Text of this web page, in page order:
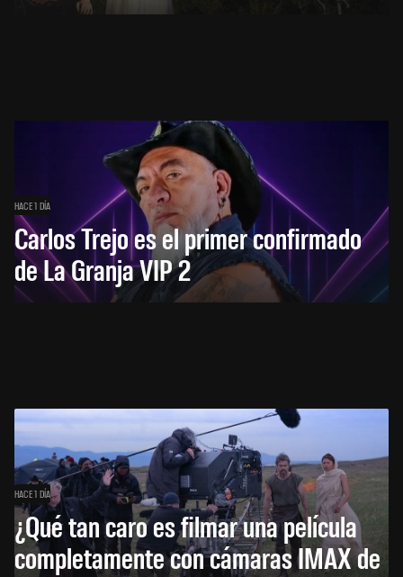
HACE 1 DÍA
Carlos Trejo es el primer confirmado
de La Granja VIP 2
HACE 1 DÍA
¿Qué tan caro es filmar una película
completamente con cámaras IMAX de